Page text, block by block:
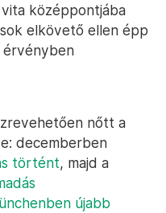
középpontjába
elkövető ellen épp
érvényben
nőtt a
decemberben
történt, majd a
újabb